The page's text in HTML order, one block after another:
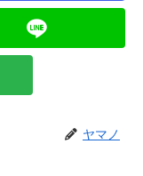
ヤマノ